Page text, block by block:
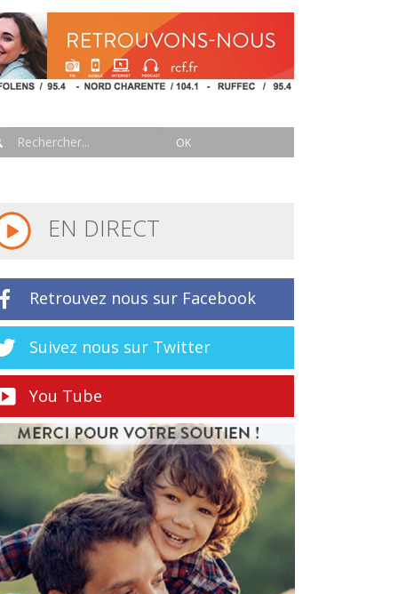
EN DIRECT
Retrouvez nous sur Facebook
Suivez nous sur Twitter
You Tube